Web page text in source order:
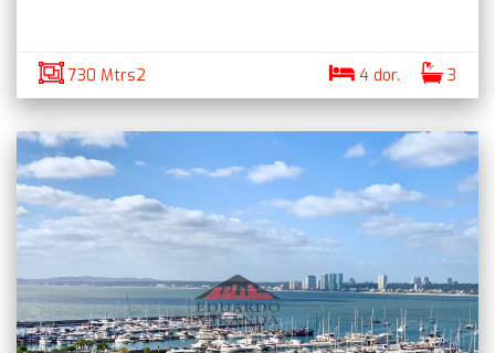
730 Mtrs2 4 dor. 3